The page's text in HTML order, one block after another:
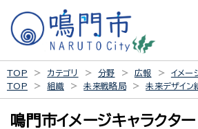
TOP カテゴリ 分野 広報
イメー
TOP
組織 未来戦略局 未来デザイン
鳴門市イメージキャラクター